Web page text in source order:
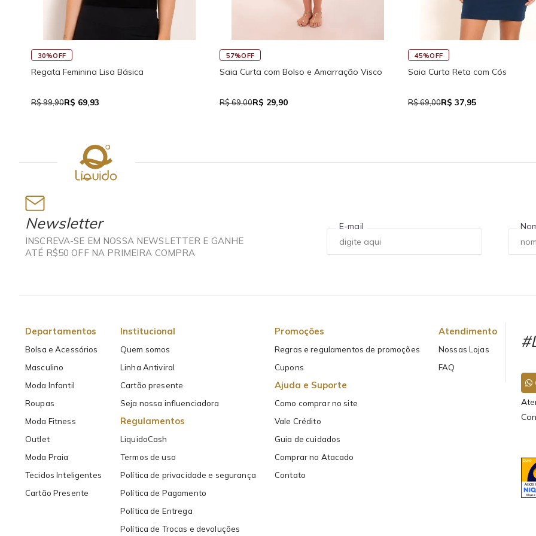
45%OFF
Saia Curta Reta com Cós
R$ 69,00R$ 37,95
30%OFF
Macaquinho Fitness New Ikat Com Abertura
R$ 159,90 R$ 111,93
45%OFF
Regata Feminina de Alcinhas
R$ 71,00R$ 39,05
Newsletter
INSCREVA-SE EM NOSSA NEWSLETTER E GANHE
ATÉ R$50 OFF NA PRIMEIRA COMPRA
E-mail
Departamentos
Bolsa e Acessórios
Masculino
Moda Infantil
Roupas
Moda Fitness
Outlet
Moda Praia
Tecidos Inteligentes
Cartão Presente
Institucional
Quem somos
Linha Antiviral
Cartão presente
Seja nossa influenciadora
Regulamentos
LiquidoCash
Termos de uso
Política de privacidade e segurança
Política de Pagamento
Política de Entrega
Política de Trocas e devoluções
Promoções
Regras e regulamentos de promoções
Cupons
Ajuda e Suporte
Como comprar no site
Vale Crédito
Guia de cuidados
Comprar no Atacado
Contato
Atendimento
Nossas Lojas
FAQ